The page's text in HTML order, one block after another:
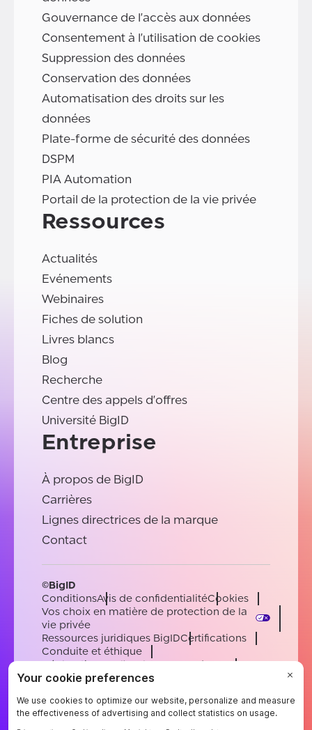
Gouvernance de l'accès aux données
Consentement à l'utilisation de cookies
Suppression des données
Conservation des données
Automatisation des droits sur les
données
Plate-forme de sécurité des données
DSPM
PIA Automation
Portail de la protection de la vie privée
Ressources
Actualités
Evénements
Webinaires
Fiches de solution
Livres blancs
Blog
Recherche
Centre des appels d'offres
Université BigID
Entreprise
À propos de BigID
Carrières
Lignes directrices de la marque
Contact
©BigID
ConditionsAvis de confidentialitéCookies
Vos choix en matière de protection de la
vie privée
Ressources juridiques BigIDCertifications
Conduite et éthique
Déclaration sur l'esclavage moderne
Sous-processeursSoutien
EnglishGermanFrenchSpanishPortuguese